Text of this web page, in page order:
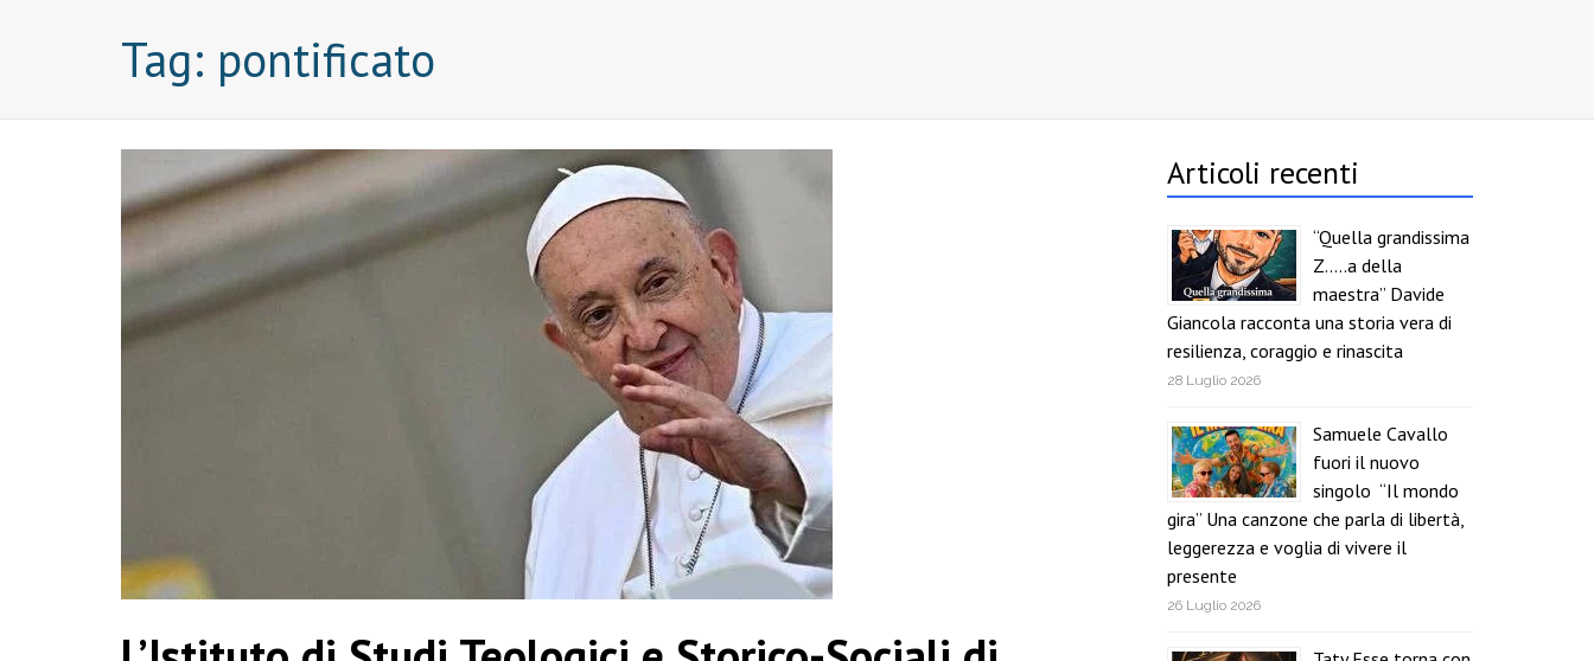
Tag: pontificato
Articoli recenti
“Quella grandissima
Z…..a della
maestra” Davide
Giancola racconta una storia vera di
resilienza, coraggio e rinascita
28 Luglio 2026
Samuele Cavallo
fuori il nuovo
singolo “Il mondo
gira” Una canzone che parla di libertà,
leggerezza e voglia di vivere il
presente
26 Luglio 2026